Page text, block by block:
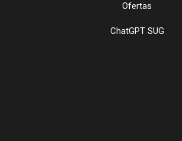
Ofertas
ChatGPT SUG